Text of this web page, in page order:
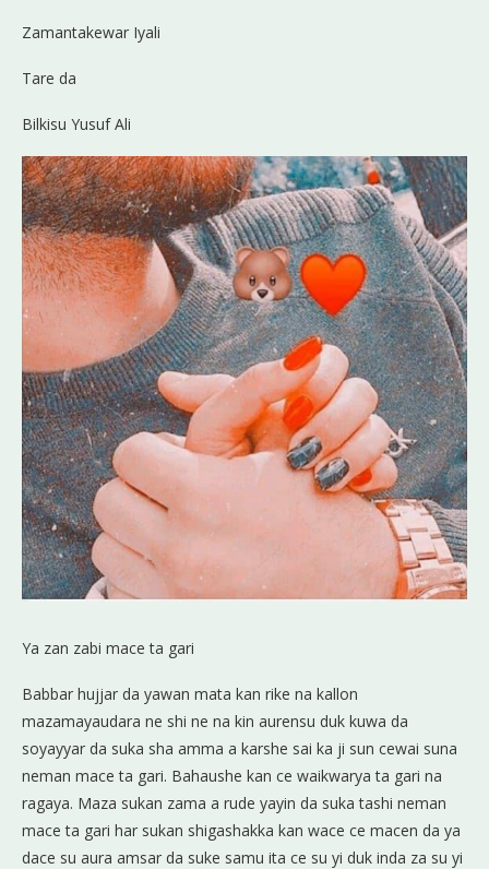
Zamantakewar Iyali
Tare da
Bilkisu Yusuf Ali
Ya zan zabi mace ta gari
Babbar hujjar da yawan mata kan rike na kallon
mazamayaudara ne shi ne na kin aurensu duk kuwa da
soyayyar da suka sha amma a karshe sai ka ji sun cewai suna
neman mace ta gari. Bahaushe kan ce waikwarya ta gari na
ragaya. Maza sukan zama a rude yayin da suka tashi neman
mace ta gari har sukan shigashakka kan wace ce macen da ya
dace su aura amsar da suke samu ita ce su yi duk inda za su yi